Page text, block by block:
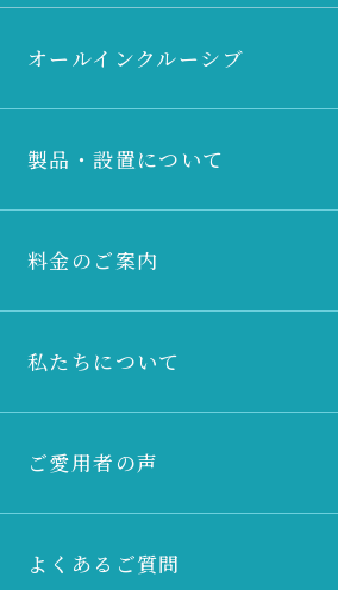
オールインクルーシブ
製品・設置について
料金のご案内
私たちについて
ご愛用者の声
よくあるご質問